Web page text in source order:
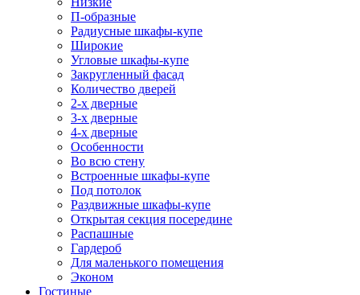
П-образные
Радиусные шкафы-купе
Широкие
Угловые шкафы-купе
Закругленный фасад
Количество дверей
2-х дверные
3-х дверные
4-х дверные
Особенности
Во всю стену
Встроенные шкафы-купе
Под потолок
Раздвижные шкафы-купе
Открытая секция посередине
Распашные
Гардероб
Для маленького помещения
Эконом
Гостиные